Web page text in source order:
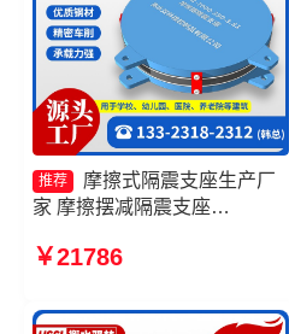
推荐
摩擦式隔震支座生产厂
家 摩擦摆减隔震支座
摆隔震支座FPSII-4000-400-
￥21786